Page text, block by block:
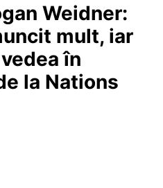
Weidner:
mult, iar
în
la Nations